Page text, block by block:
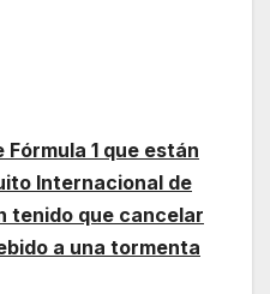
1 que están
Internacional de
tenido que cancelar
a una tormenta